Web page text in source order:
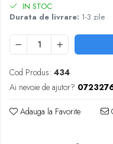
IN STOC
Durata de livrare: 1-3 zile
Cod Produs: 434
Ai nevoie de ajutor?
Adauga la Favorite